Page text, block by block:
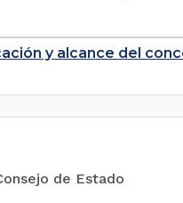
y alcance del
de Estado